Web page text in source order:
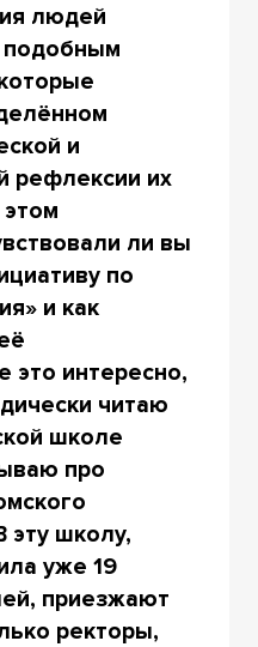
людей
подобным
и
рефлексии их
этом
ли вы
по
и как
это интересно,
читаю
школе
про
эту школу,
уже 19
приезжают
ректоры,